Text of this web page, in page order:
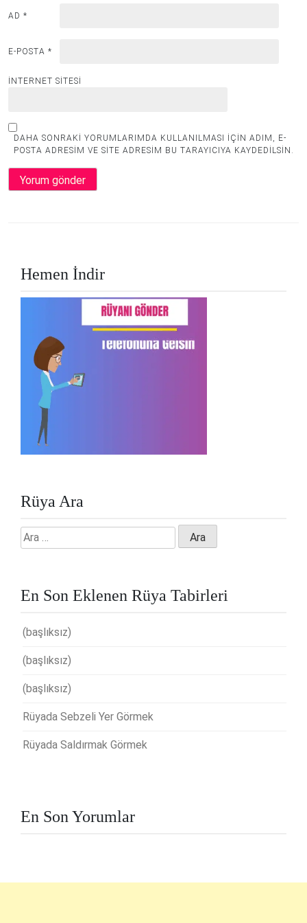
AD *
E-POSTA *
İNTERNET SITESI
DAHA SONRAKI YORUMLARIMDA KULLANILMASI IÇIN ADIM, E-
POSTA ADRESIM VE SITE ADRESIM BU TARAYICIYA KAYDEDILSIN.
Hemen İndir
Rüya Ara
Arama:
En Son Eklenen Rüya Tabirleri
(başlıksız)
(başlıksız)
(başlıksız)
Rüyada Sebzeli Yer Görmek
Rüyada Saldırmak Görmek
En Son Yorumlar